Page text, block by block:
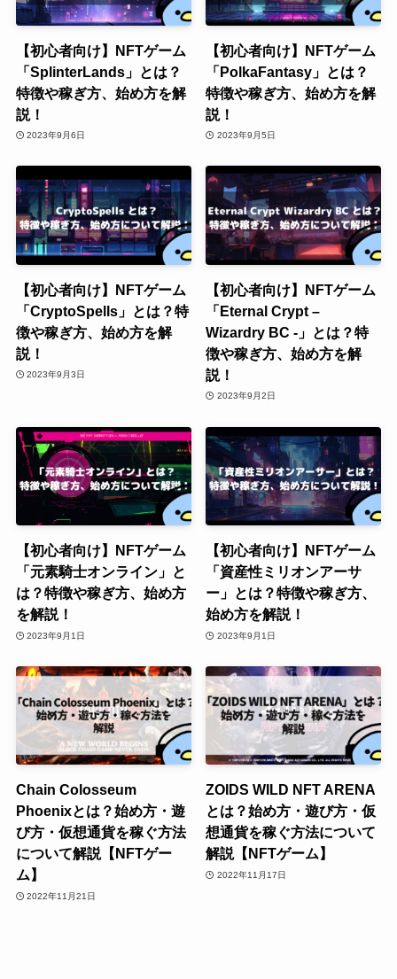
【初心者向け】NFTゲーム
「SplinterLands」とは？
特徴や稼ぎ方、始め方を解
説！
2023年9月6日
【初心者向け】NFTゲーム
「PolkaFantasy」とは？
特徴や稼ぎ方、始め方を解
説！
2023年9月5日
【初心者向け】NFTゲーム
「CryptoSpells」とは？特
徴や稼ぎ方、始め方を解
説！
2023年9月3日
【初心者向け】NFTゲーム
「Eternal Crypt –
Wizardry BC -」とは？特
徴や稼ぎ方、始め方を解
説！
2023年9月2日
【初心者向け】NFTゲーム
「元素騎士オンライン」と
は？特徴や稼ぎ方、始め方
を解説！
2023年9月1日
【初心者向け】NFTゲーム
「資産性ミリオンアーサ
ー」とは？特徴や稼ぎ方、
始め方を解説！
2023年9月1日
Chain Colosseum
Phoenixとは？始め方・遊
び方・仮想通貨を稼ぐ方法
について解説【NFTゲー
ム】
2022年11月21日
ZOIDS WILD NFT ARENA
とは？始め方・遊び方・仮
想通貨を稼ぐ方法について
解説【NFTゲーム】
2022年11月17日